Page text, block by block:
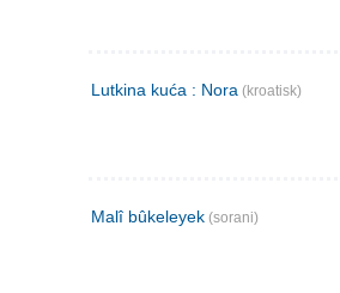
Lutkina kuća : Nora (kroatisk)
Malî bûkeleyek (sorani)